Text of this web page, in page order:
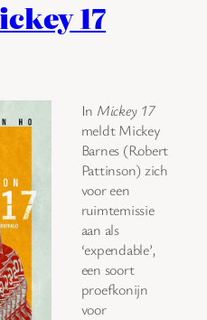
17
In Mickey 17
meldt Mickey
Barnes (Robert
Pattinson) zich
voor een
ruimtemissie
aan als
‘expendable’,
een soort
proefkonijn
voor